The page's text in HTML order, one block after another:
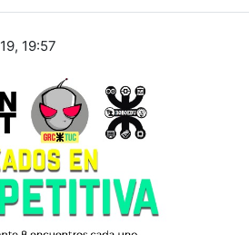
19:57